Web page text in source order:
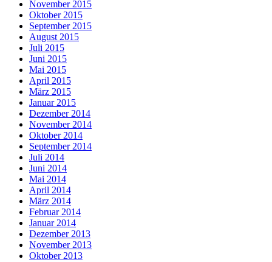
November 2015
Oktober 2015
September 2015
August 2015
Juli 2015
Juni 2015
Mai 2015
April 2015
März 2015
Januar 2015
Dezember 2014
November 2014
Oktober 2014
September 2014
Juli 2014
Juni 2014
Mai 2014
April 2014
März 2014
Februar 2014
Januar 2014
Dezember 2013
November 2013
Oktober 2013